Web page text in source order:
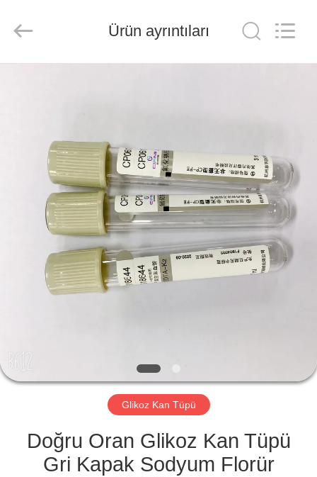
HAKKIMIZDA
FABRIKA
TURU
KALITE
BIZIMLE
ILETIŞIME
Co.,
Reserved.
Ürün ayrıntıları
Glikoz Kan Tüpü
Doğru Oran Glikoz Kan Tüpü
Gri Kapak Sodyum Florür